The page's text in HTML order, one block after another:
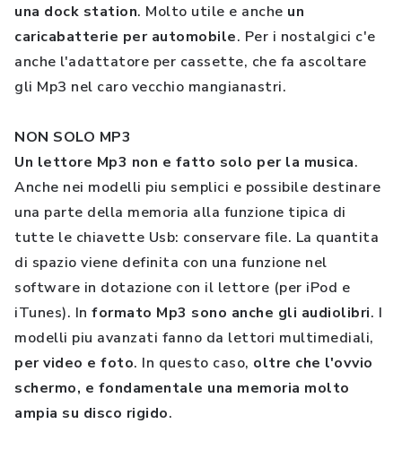
una dock station. Molto utile e anche un
caricabatterie per automobile. Per i nostalgici c'e
anche l'adattatore per cassette, che fa ascoltare
gli Mp3 nel caro vecchio mangianastri.
NON SOLO MP3
Un lettore Mp3 non e fatto solo per la musica.
Anche nei modelli piu semplici e possibile destinare
una parte della memoria alla funzione tipica di
tutte le chiavette Usb: conservare file. La quantita
di spazio viene definita con una funzione nel
software in dotazione con il lettore (per iPod e
iTunes). In formato Mp3 sono anche gli audiolibri. I
modelli piu avanzati fanno da lettori multimediali,
per video e foto. In questo caso, oltre che l'ovvio
schermo, e fondamentale una memoria molto
ampia su disco rigido.